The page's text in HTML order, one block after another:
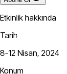
Etkinlik hakkında
Tarih
8-12 Nisan, 2024
Konum